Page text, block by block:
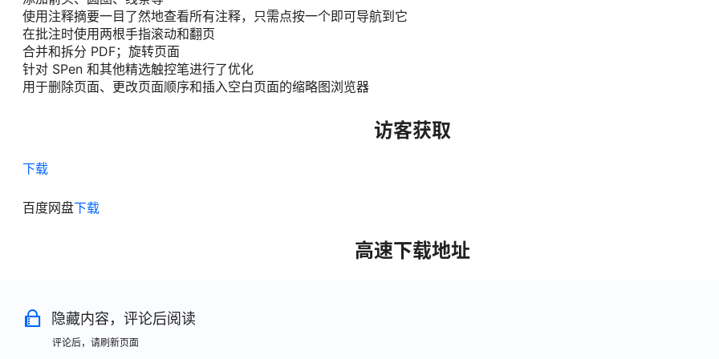
使用注释摘要一目了然地查看所有注释，只需点按一个即可导航到它
在批注时使用两根手指滚动和翻页
合并和拆分 PDF；旋转页面
针对 SPen 和其他精选触控笔进行了优化
用于删除页面、更改页面顺序和插入空白页面的缩略图浏览器
访客获取
下载
百度网盘下载
高速下载地址
隐藏内容，评论后阅读
评论后，请刷新页面